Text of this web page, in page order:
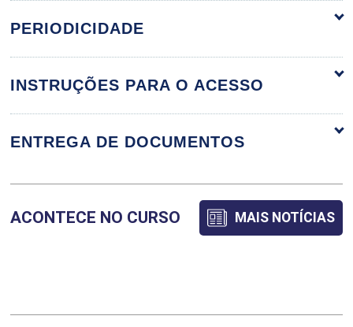
TRABALHISTA
36
PERIODICIDADE
INSTRUÇÕES PARA O ACESSO
ENTREGA DE DOCUMENTOS
ACONTECE NO CURSO MAIS NOTÍCIAS